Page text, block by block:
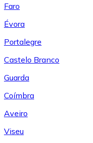
Faro
Évora
Portalegre
Castelo Branco
Guarda
Coímbra
Aveiro
Viseu